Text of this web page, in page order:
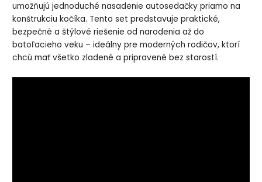
umožňujú jednoduché nasadenie autosedačky priamo na
konštrukciu kočíka. Tento set predstavuje praktické,
bezpečné a štýlové riešenie od narodenia až do
batoľacieho veku – ideálny pre moderných rodičov, ktorí
chcú mať všetko zladené a pripravené bez starostí.